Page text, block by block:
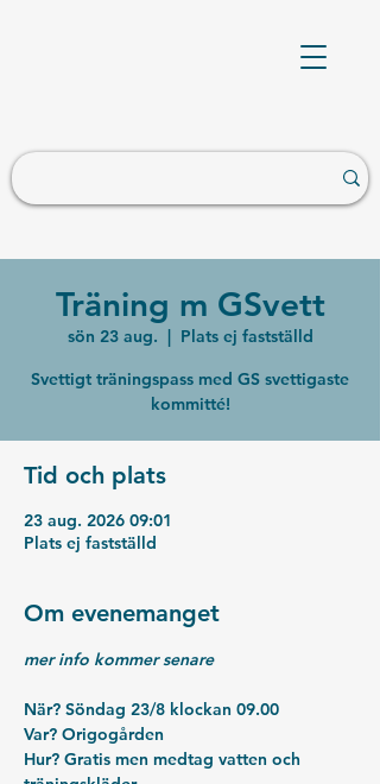
Träning m GSvett
sön 23 aug.
  |
Plats ej fastställd
Svettigt träningspass med GS svettigaste
kommitté!
Tid och plats
23 aug. 2026 09:01
Plats ej fastställd
Om evenemanget
mer info kommer senare
När? Söndag 23/8 klockan 09.00
Var? Origogården
Hur? Gratis men medtag vatten och